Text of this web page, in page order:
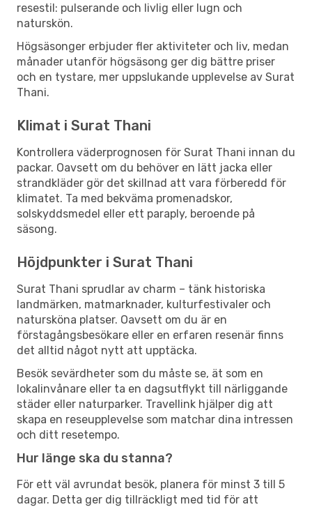
resestil: pulserande och livlig eller lugn och
naturskön.
Högsäsonger erbjuder fler aktiviteter och liv, medan
månader utanför högsäsong ger dig bättre priser
och en tystare, mer uppslukande upplevelse av Surat
Thani.
Klimat i Surat Thani
Kontrollera väderprognosen för Surat Thani innan du
packar. Oavsett om du behöver en lätt jacka eller
strandkläder gör det skillnad att vara förberedd för
klimatet. Ta med bekväma promenadskor,
solskyddsmedel eller ett paraply, beroende på
säsong.
Höjdpunkter i Surat Thani
Surat Thani sprudlar av charm – tänk historiska
landmärken, matmarknader, kulturfestivaler och
natursköna platser. Oavsett om du är en
förstagångsbesökare eller en erfaren resenär finns
det alltid något nytt att upptäcka.
Besök sevärdheter som du måste se, ät som en
lokalinvånare eller ta en dagsutflykt till närliggande
städer eller naturparker. Travellink hjälper dig att
skapa en reseupplevelse som matchar dina intressen
och ditt resetempo.
Hur länge ska du stanna?
För ett väl avrundat besök, planera för minst 3 till 5
dagar. Detta ger dig tillräckligt med tid för att